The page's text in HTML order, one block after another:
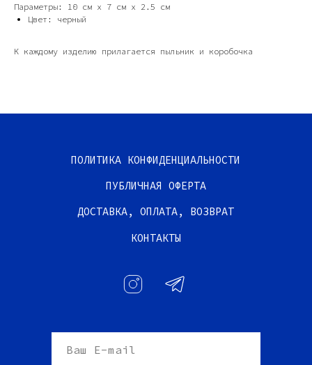
Параметры: 10 см x 7 см x 2.5 см
Цвет: черный
К каждому изделию прилагается пыльник и коробочка
ПОЛИТИКА КОНФИДЕНЦИАЛЬНОСТИ
ПУБЛИЧНАЯ ОФЕРТА
ДОСТАВКА, ОПЛАТА, ВОЗВРАТ
КОНТАКТЫ